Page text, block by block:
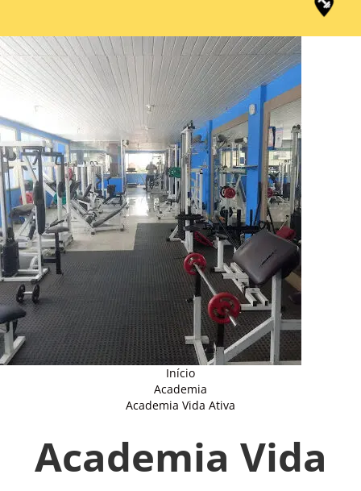
Início
Academia
Academia Vida Ativa
Academia Vida